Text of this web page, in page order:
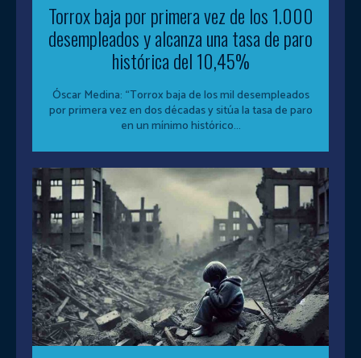
Torrox baja por primera vez de los 1.000
desempleados y alcanza una tasa de paro
histórica del 10,45%
Óscar Medina: “Torrox baja de los mil desempleados
por primera vez en dos décadas y sitúa la tasa de paro
en un mínimo histórico...